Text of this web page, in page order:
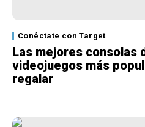
Conéctate con Target
Las mejores consolas
videojuegos más
regalar